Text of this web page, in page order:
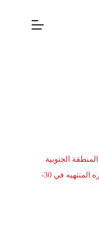
الجنوبية
بخصوص النتائج المالية الاولية للفتره المنتهيه في 30-